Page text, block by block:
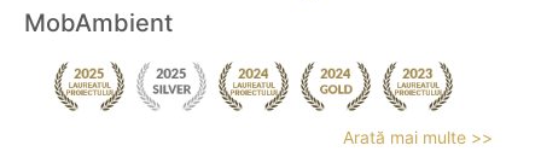
MobAmbient
Arată mai multe >>